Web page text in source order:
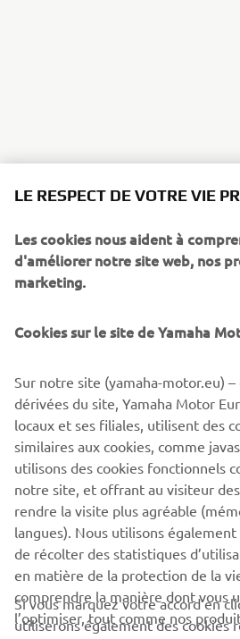
LE RESPECT DE VOTRE VIE
Les cookies nous aident à
d'améliorer notre site web, nos
marketing.
Cookies sur le site de Yamaha
Sur notre site (yamaha-motor.eu)
dérivées du site, Yamaha Motor
locaux et ses filiales, utilisent des
similaires aux cookies, comme
utilisons des cookies fonctionnels
notre site, et offrant au visiteur
rendre la visite plus agréable
langues). Nous utilisons
de récolter des statistiques
en matière de la protection de la
comprendre la manière dont vous
l’optimiser, tout comme nos
Si vous marquez votre accord en
utiliserons également des cookies